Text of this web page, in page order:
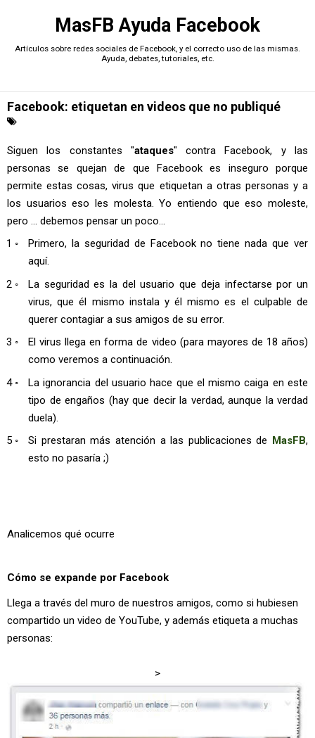
MasFB Ayuda Facebook
Artículos sobre redes sociales de Facebook, y el correcto uso de las mismas.
Ayuda, debates, tutoriales, etc.
Facebook: etiquetan en videos que no publiqué
Siguen los constantes "ataques" contra Facebook, y las
personas se quejan de que Facebook es inseguro porque
permite estas cosas, virus que etiquetan a otras personas y a
los usuarios eso les molesta. Yo entiendo que eso moleste,
pero ... debemos pensar un poco...
Primero, la seguridad de Facebook no tiene nada que ver
aquí.
La seguridad es la del usuario que deja infectarse por un
virus, que él mismo instala y él mismo es el culpable de
querer contagiar a sus amigos de su error.
El virus llega en forma de video (para mayores de 18 años)
como veremos a continuación.
La ignorancia del usuario hace que el mismo caiga en este
tipo de engaños (hay que decir la verdad, aunque la verdad
duela).
Si prestaran más atención a las publicaciones de MasFB,
esto no pasaría ;)
Analicemos qué ocurre
Cómo se expande por Facebook
Llega a través del muro de nuestros amigos, como si hubiesen
compartido un video de YouTube, y además etiqueta a muchas
personas:
>